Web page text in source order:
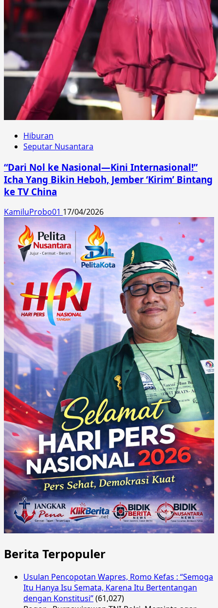
Hiburan
Seputar Nusantara
“Dari Nol ke Nasional—Kini Internasional!”
Icha Yang Bikin Heboh, Jember ‘Kirim’ Bintang
ke TV China
KamiluProbo01 17/04/2026
Berita Terpopuler
Usulan Pencopotan Wapres, Romo Kefas : “Semoga
Itu Hanya Isu Semata, Karena Itu Bertentangan
dengan Konstitusi”(61,027)